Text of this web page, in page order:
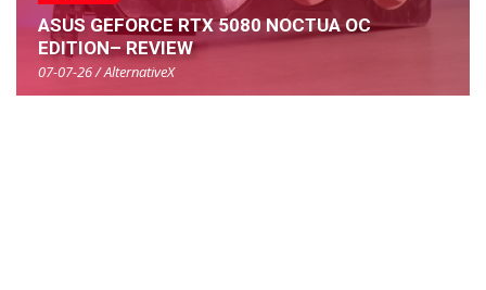
ASUS GEFORCE RTX 5080 NOCTUA OC
EDITION– REVIEW
07-07-26 / AlternativeX